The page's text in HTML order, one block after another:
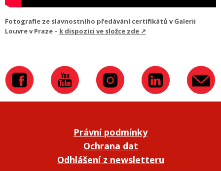
Fotografie ze slavnostního předávání certifikátů v Galerii
Louvre v Praze – k dispozici ve složce zde ↗
Právní podmínky
Ochrana dat
Odhlášení z newsletteru